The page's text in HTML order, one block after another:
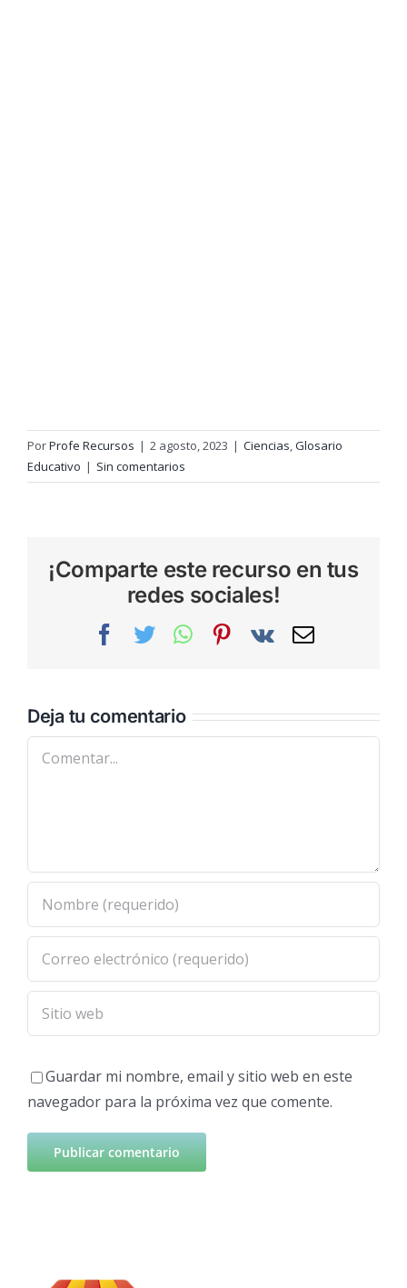
PorProfe Recursos | 2 agosto, 2023 | Ciencias,Glosario
Educativo | Sin comentarios
¡Comparte este recurso en tus
redes sociales!
Facebook
TwitterWhatsAppPinterest
Vk
Correo
Deja tu comentario
Comentar
Guardar mi nombre, email y sitio web en este
navegador para la próxima vez que comente.